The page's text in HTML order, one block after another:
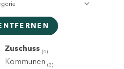
Zuschuss (4)
Kommunen (3)